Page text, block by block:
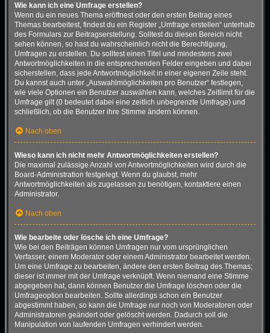
Wie kann ich eine Umfrage erstellen?
Wenn du ein neues Thema eröffnest oder den ersten Beitrag eines
Themas bearbeitest, findest du ein Register „Umfrage erstellen“ unterhalb
des Formulars zur Beitragserstellung. Solltest du diesen Bereich nicht
sehen können, so hast du wahrscheinlich nicht die Berechtigung,
Umfragen zu erstellen. Du solltest einen Titel und mindestens zwei
Antwortmöglichkeiten in die entsprechenden Felder eingeben und dabei
sicherstellen, dass jede Antwortmöglichkeit in einer eigenen Zeile steht.
Du kannst auch unter „Auswahlmöglichkeiten pro Benutzer“ festlegen,
wie viele Optionen ein Benutzer auswählen kann, welches Zeitlimit für die
Umfrage gilt (0 bedeutet dabei eine zeitlich unbegrenzte Umfrage) und
schließlich, ob die Benutzer ihre Stimme ändern können.
Nach oben
Wieso kann ich nicht mehr Antwortmöglichkeiten erstellen?
Die maximal zulässige Anzahl von Antwortmöglichkeiten wird durch die
Board-Administration festgelegt. Wenn du glaubst, mehr
Antwortmöglichkeiten als zugelassen zu benötigen, kontaktiere einen
Administrator.
Nach oben
Wie bearbeite oder lösche ich eine Umfrage?
Wie bei den Beiträgen können Umfragen nur vom ursprünglichen
Verfasser, einem Moderator oder einem Administrator bearbeitet werden.
Um eine Umfrage zu bearbeiten, ändere den ersten Beitrag des Themas;
dieser ist immer mit der Umfrage verknüpft. Wenn niemand eine Stimme
abgegeben hat, dann können Benutzer die Umfrage löschen oder die
Umfrageoption bearbeiten. Sollte allerdings schon ein Benutzer
abgestimmt haben, so kann die Umfrage nur noch von Moderatoren oder
Administratoren geändert oder gelöscht werden. Dadurch soll die
Manipulation von laufenden Umfragen verhindert werden.